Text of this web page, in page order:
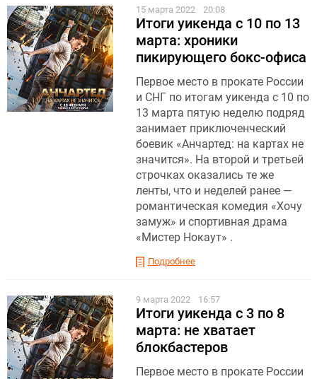
15 марта 2022 20:08
Итоги уикенда с 10 по 13
марта: хроники
пикирующего бокс-офиса
Первое место в прокате России
и СНГ по итогам уикенда с 10 по
13 марта пятую неделю подряд
занимает приключенческий
боевик «Анчартед: на картах не
значится». На второй и третьей
строчках оказались те же
ленты, что и неделей ранее —
романтическая комедия «Хочу
замуж» и спортивная драма
«Мистер Нокаут» .
Подробнее
9 марта 2022 16:57
Итоги уикенда с 3 по 8
марта: не хватает
блокбастеров
Первое место в прокате России